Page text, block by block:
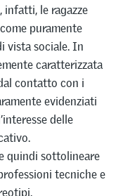
le ragazze
puramente
vista sociale. In
caratterizzata
contatto con i
evidenziati
delle
quindi sottolineare
tecniche e